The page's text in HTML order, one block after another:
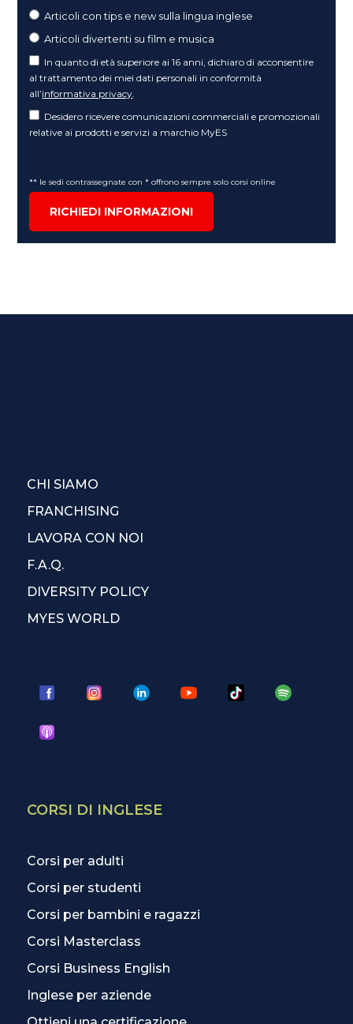
Articoli con tips e new sulla lingua inglese
Articoli divertenti su film e musica
In quanto di età superiore ai 16 anni, dichiaro di acconsentire
al trattamento dei miei dati personali in conformità
all’informativa privacy
Desidero ricevere comunicazioni commerciali e promozionali
relative ai prodotti e servizi a marchio MyES
** le sedi contrassegnate con * offrono sempre solo corsi online
RICHIEDI INFORMAZIONI
CHI SIAMO
FRANCHISING
LAVORA CON NOI
F.A.Q.
DIVERSITY POLICY
MYES WORLD
CORSI DI INGLESE
Corsi per adulti
Corsi per studenti
Corsi per bambini e ragazzi
Corsi Masterclass
Corsi Business English
Inglese per aziende